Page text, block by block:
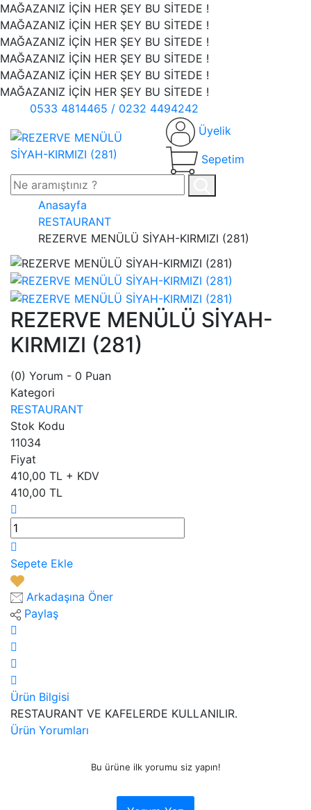
MAĞAZANIZ İÇİN HER ŞEY BU SİTEDE !
MAĞAZANIZ İÇİN HER ŞEY BU SİTEDE !
MAĞAZANIZ İÇİN HER ŞEY BU SİTEDE !
MAĞAZANIZ İÇİN HER ŞEY BU SİTEDE !
MAĞAZANIZ İÇİN HER ŞEY BU SİTEDE !
MAĞAZANIZ İÇİN HER ŞEY BU SİTEDE !
0533 4814465 / 0232 4494242
Üyelik
Sepetim
Anasayfa
RESTAURANT
REZERVE MENÜLÜ SİYAH-KIRMIZI (281)
REZERVE MENÜLÜ SİYAH-
KIRMIZI (281)
(0) Yorum - 0 Puan
Kategori
RESTAURANT
Stok Kodu
11034
Fiyat
410,00 TL + KDV
410,00 TL
Sepete Ekle
Arkadaşına Öner
Paylaş
Ürün Bilgisi
RESTAURANT VE KAFELERDE KULLANILIR.
Ürün Yorumları
Bu ürüne ilk yorumu siz yapın!